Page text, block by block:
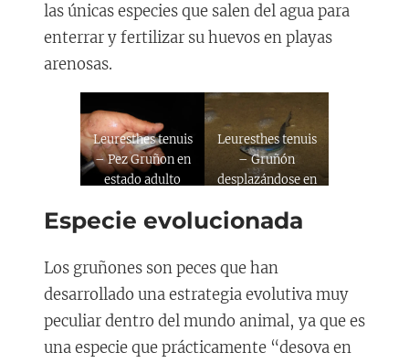
las únicas especies que salen del agua para
enterrar y fertilizar su huevos en playas
arenosas.
Leuresthes tenuis
– Pez Gruñon en
estado adulto
Leuresthes tenuis
– Gruñón
desplazándose en
Especie evolucionada
Los gruñones son peces que han
desarrollado una estrategia evolutiva muy
peculiar dentro del mundo animal, ya que es
una especie que prácticamente “desova en